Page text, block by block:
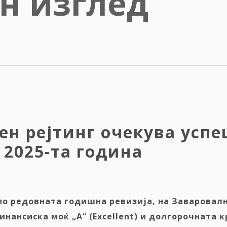
рејтинг очекува
та година
редовната годишна ревизија, на
моќ „A“ (Excellent) и долгорочната